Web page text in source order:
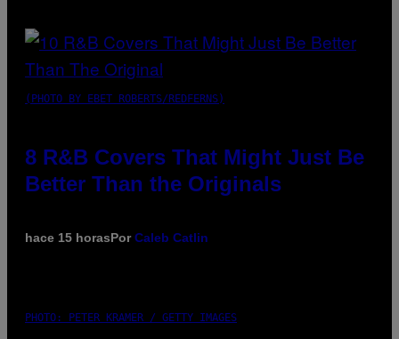
(PHOTO BY EBET ROBERTS/REDFERNS)
8 R&B Covers That Might Just Be
Better Than the Originals
hace 15 horasPorCaleb Catlin
PHOTO: PETER KRAMER / GETTY IMAGES